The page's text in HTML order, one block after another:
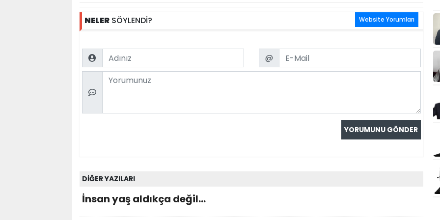
NELER SÖYLENDİ? Website Yorumları
Name Email
@
Comment
DİĞER YAZILARI
İnsan yaş aldıkça değil...